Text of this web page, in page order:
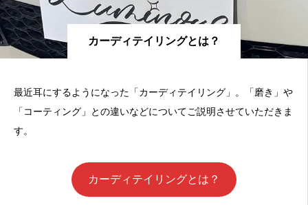
カーディテイリングとは？
最近耳にするようになった「カーディテイリング」。「磨き」や
「コーティング」との違いなどについてご説明させていただきま
す。
カーディテイリングとは？